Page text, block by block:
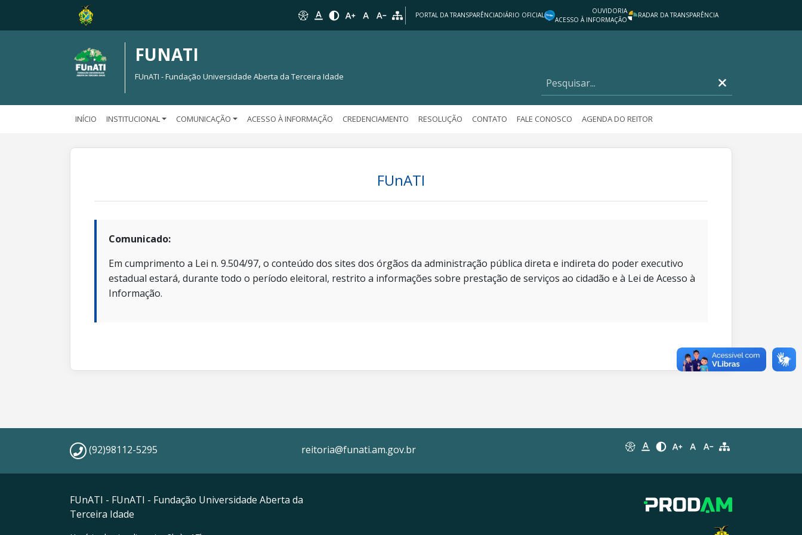
PORTAL DA TRANSPARÊNCIADIÁRIO OFICIAL
OUVIDORIA
ACESSO À INFORMAÇÃO
RADAR DA TRANSPARÊNCIA
FUNATI
FUnATI - Fundação Universidade Aberta da Terceira Idade
INÍCIO INSTITUCIONAL COMUNICAÇÃO ACESSO À INFORMAÇÃO CREDENCIAMENTO RESOLUÇÃO CONTATO FALE CONOSCO AGENDA DO REITOR
FUnATI
Comunicado:
Em cumprimento a Lei n. 9.504/97, o conteúdo dos sites dos órgãos da administração pública direta e indireta do poder executivo
estadual estará, durante todo o período eleitoral, restrito a informações sobre prestação de serviços ao cidadão e à Lei de Acesso à
Informação.
(92)98112-5295 reitoria@funati.am.gov.br
FUnATI - FUnATI - Fundação Universidade Aberta da
Terceira Idade